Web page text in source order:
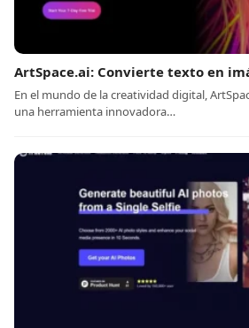
ArtSpace.ai: Convierte texto en
En el mundo de la creatividad digital,
una herramienta innovadora…